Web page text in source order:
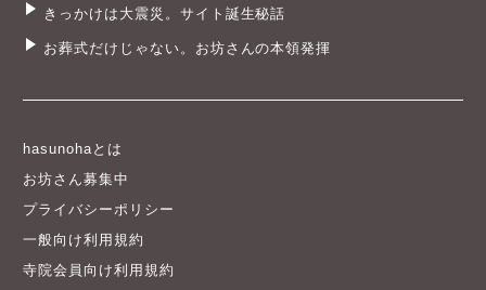
きっかけは大震災。サイト誕生秘話
お葬式だけじゃない。お坊さんの本領発揮
hasunohaとは
お坊さん募集中
プライバシーポリシー
一般向け利用規約
寺院会員向け利用規約